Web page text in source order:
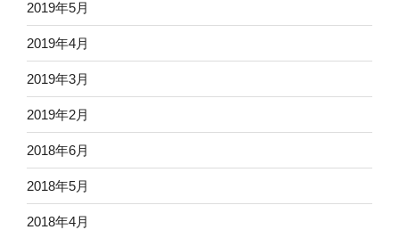
2019年5月
2019年4月
2019年3月
2019年2月
2018年6月
2018年5月
2018年4月